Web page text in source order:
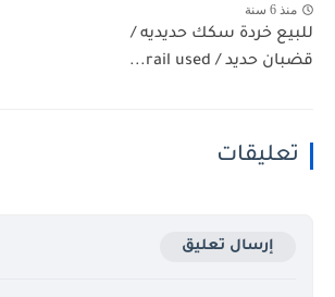
منذ 6 سنة
للبيع خردة سكك حديديه /
قضبان حديد / rail used...
تعليقات
إرسال تعليق